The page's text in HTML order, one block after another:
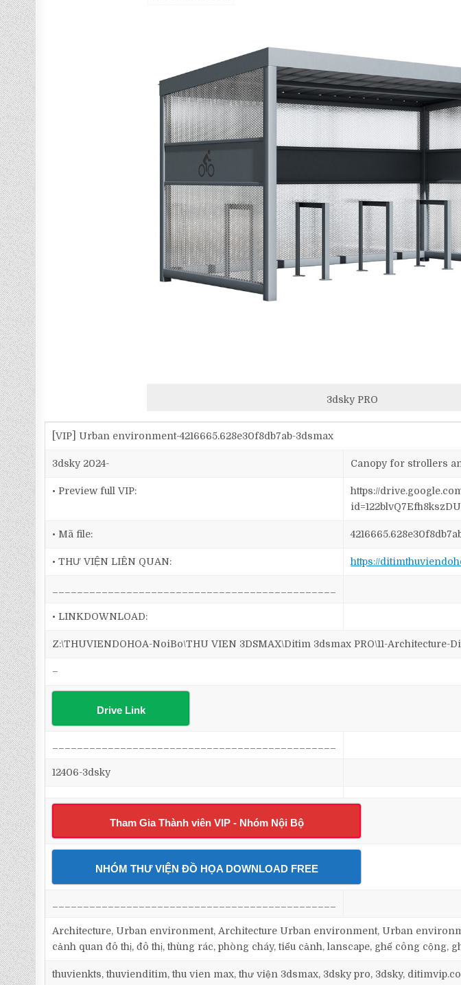
3dsky PRO
[VIP] Urban environment-4216665.628e30f8db7ab-3dsmax
3dsky 2024- Canopy for strollers
• Preview full VIP:
https://
• Mã file:
• THƯ VIỆN LIÊN QUAN: https://
• LINKDOWNLOAD:
Z:\THUVIENDOHOA-NoiBo\THU VIEN 3DSMAX\Ditim 3dsmax PRO\11-
–
Drive Link
12406-3dsky
Tham Gia Thành viên VIP - Nhóm Nội Bộ
NHÓM THƯ VIỆN ĐỒ HỌA DOWNLOAD FREE
Architecture, Urban environment, Architecture Urban environment, Urban
cảnh quan đô thị, đô thị, thùng rác, phòng cháy, tiểu cảnh, lanscape, ghế công cộng,
thuvienkts, thuvienditim, thu vien max, thư viện 3dsmax, 3dsky pro, 3dsky,